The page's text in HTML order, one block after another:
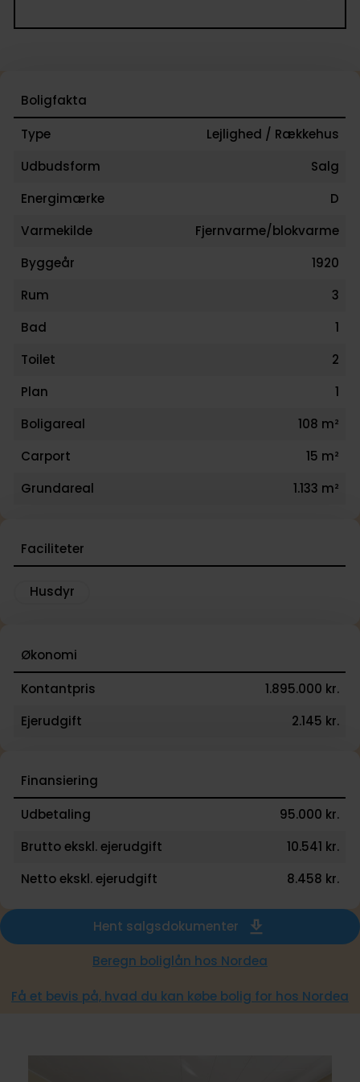
Vi glæder os til at fremvise boligen!
Boligfakta
Type
Lejlighed / Rækkehus
Udbudsform
Salg
Energimærke
D
Varmekilde
Fjernvarme/blokvarme
Byggeår
1920
Rum
3
Bad
1
Toilet
2
Plan
1
Boligareal
108 m²
Carport
15 m²
Grundareal
1.133 m²
Faciliteter
Husdyr
Økonomi
Kontantpris
1.895.000 kr.
Ejerudgift
2.145 kr.
Finansiering
Udbetaling
95.000 kr.
Brutto ekskl. ejerudgift
10.541 kr.
Netto ekskl. ejerudgift
8.458 kr.
Hent salgsdokumenter
Beregn boliglån hos Nordea
Få et bevis på, hvad du kan købe bolig for hos Nordea